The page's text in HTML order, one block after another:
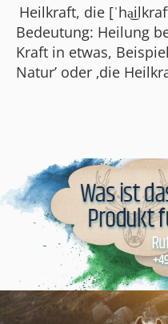
Heil­kraft, die
Bedeutung: Heilung
Kraft in etwas,
Natur’ oder ‚die